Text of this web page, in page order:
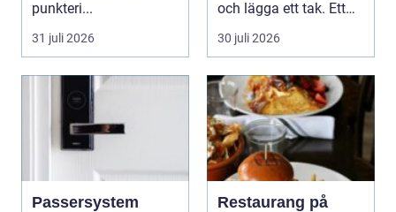
punkteri...
31 juli 2026
och lägga ett tak. Ett
timmerhus är ett lå...
30 juli 2026
Passersystem
Restaurang på